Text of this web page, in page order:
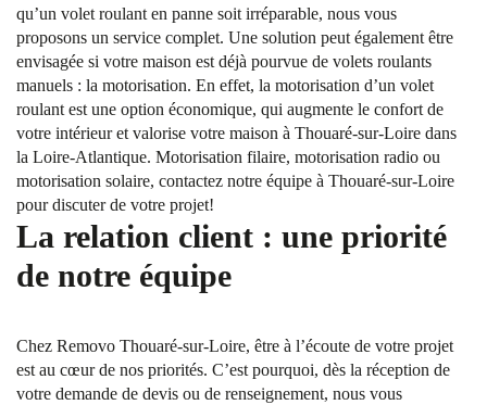
qu’un volet roulant en panne soit irréparable, nous vous
proposons un service complet. Une solution peut également être
envisagée si votre maison est déjà pourvue de volets roulants
manuels : la motorisation. En effet, la motorisation d’un volet
roulant est une option économique, qui augmente le confort de
votre intérieur et valorise votre maison à Thouaré-sur-Loire dans
la Loire-Atlantique. Motorisation filaire, motorisation radio ou
motorisation solaire, contactez notre équipe à Thouaré-sur-Loire
pour discuter de votre projet!
La relation client : une priorité
de notre équipe
Chez Removo Thouaré-sur-Loire, être à l’écoute de votre projet
est au cœur de nos priorités. C’est pourquoi, dès la réception de
votre demande de devis ou de renseignement, nous vous